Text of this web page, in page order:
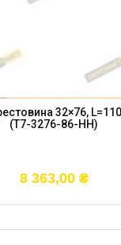
32×76,
(T7-3276-86-HH)
8 363,00 ₴